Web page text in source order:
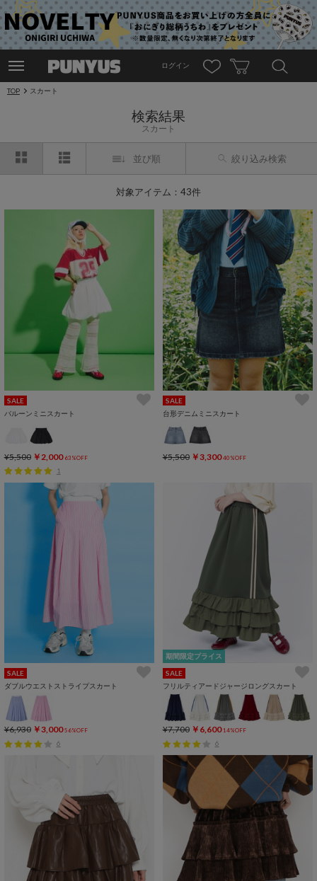
ログイン
TOP スカート
検索結果
スカート
並び順 絞り込み検索
対象アイテム：43件
SALE
バルーンミニスカート
¥5,500 ￥2,000 63%OFF
1
SALE
台形デニムミニスカート
¥5,500 ￥3,300 40%OFF
SALE
ダブルウエストストライプスカート
¥6,930 ￥3,000 56%OFF
6
期間限定プライス
SALE
フリルティアードジャージロングスカート
¥7,700 ￥6,600 14%OFF
6